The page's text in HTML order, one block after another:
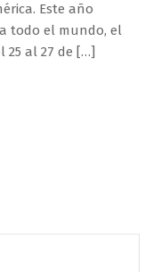
Este año
todo el mundo, el
25 al 27 de […]